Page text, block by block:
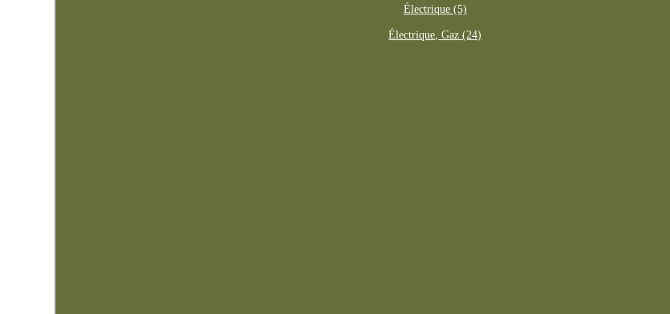
Électrique (5)
Électrique, Gaz (24)